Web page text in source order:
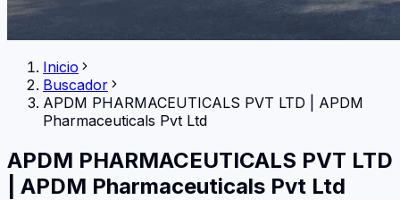
Inicio
Buscador
APDM PHARMACEUTICALS PVT LTD
APDM
Pharmaceuticals Pvt Ltd
APDM PHARMACEUTICALS PVT LTD
APDM Pharmaceuticals Pvt Ltd